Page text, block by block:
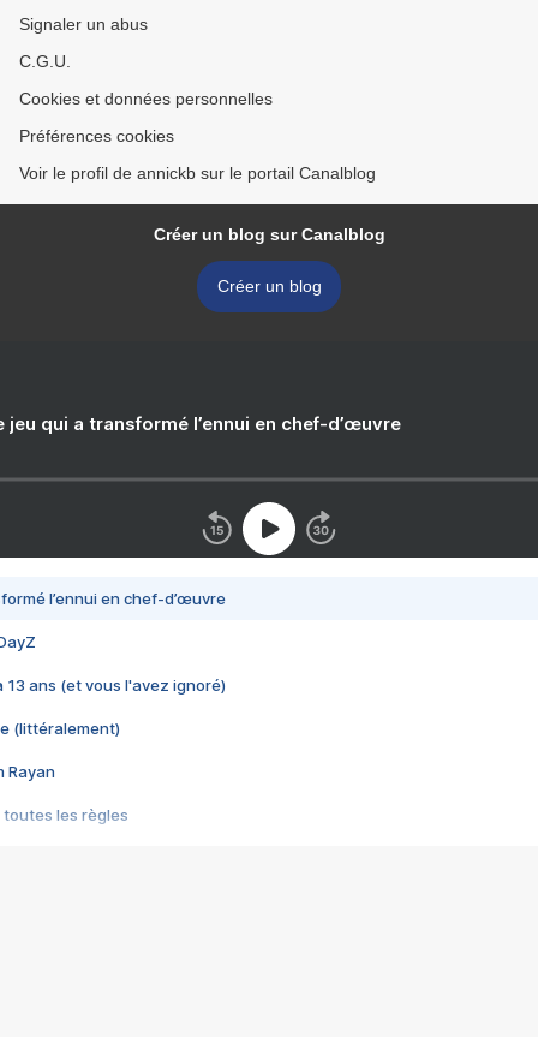
Signaler un abus
C.G.U.
Cookies et données personnelles
Préférences cookies
Voir le profil de annickb sur le portail Canalblog
Créer un blog sur Canalblog
Créer un blog
jeu qui a transformé l’ennui en chef-d’œuvre
l’ennui en chef-d’œuvre
13 ans (et vous l'avez ignoré)
(littéralement)
Rayan
toutes les règles